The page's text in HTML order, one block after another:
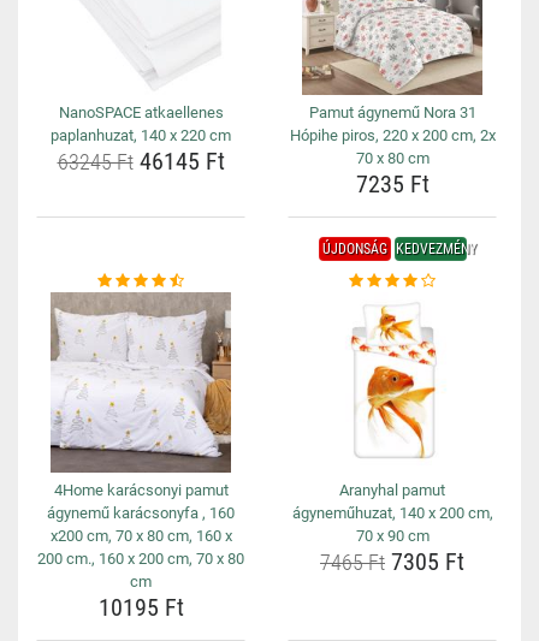
NanoSPACE atkaellenes
paplanhuzat, 140 x 220 cm
63245 Ft46145 Ft
Pamut ágynemű Nora 31
Hópihe piros, 220 x 200 cm, 2x
70 x 80 cm
7235 Ft
4Home karácsonyi pamut
ágynemű karácsonyfa , 160
x200 cm, 70 x 80 cm, 160 x
200 cm., 160 x 200 cm, 70 x 80
cm
10195 Ft
ÚJDONSÁG KEDVEZMÉNY
Aranyhal pamut
ágyneműhuzat, 140 x 200 cm,
70 x 90 cm
7465 Ft 7305 Ft